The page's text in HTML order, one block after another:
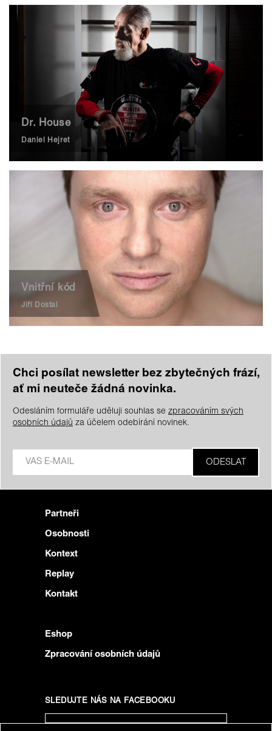
Dr. House
Daniel Hejret
Vnitřní kód
Jiří Dostal
Chci posílat newsletter bez zbytečných frází,
ať mi neuteče žádná novinka.
Odesláním formuláře uděluji souhlas se zpracováním svých
osobních údajů za účelem odebírání novinek.
Partneři
Osobnosti
Kontext
Replay
Kontakt
Eshop
Zpracování osobních údajů
SLEDUJTE NÁS NA FACEBOOKU